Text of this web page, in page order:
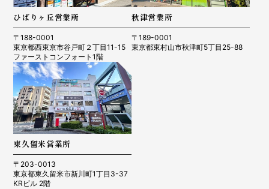
ひばりヶ丘営業所
〒188-0001
東京都西東京市谷戸町２丁目11-15
ファーストコンフォート1階
秋津営業所
〒189-0001
東京都東村山市秋津町5丁目25-88
東久留米営業所
〒203-0013
東京都東久留米市新川町1丁目3-37
KRビル 2階